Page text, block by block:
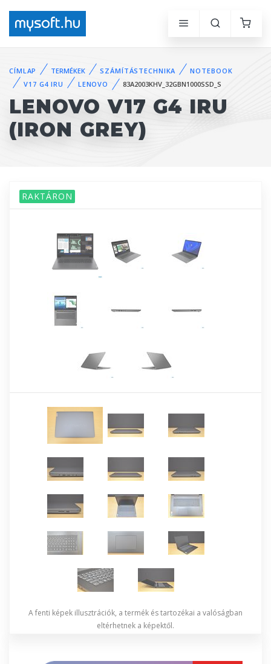
CÍMLAP TERMÉKEK SZÁMÍTÁSTECHNIKA
NOTEBOOK
V17 G4 IRU
LENOVO 83A2003KHV_32GBN1000SSD_S
LENOVO V17 G4 IRU
(IRON GREY)
RAKTÁRON
A fenti képek illusztrációk, a termék és tartozékai a valóságban
eltérhetnek a képektől.